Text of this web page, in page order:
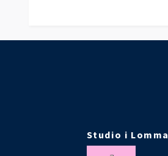
Studio i Lomma